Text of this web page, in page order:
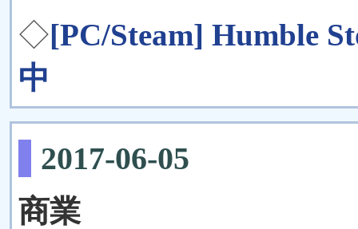
◇[PC/Steam] Humble
中
2017-06-05
商業